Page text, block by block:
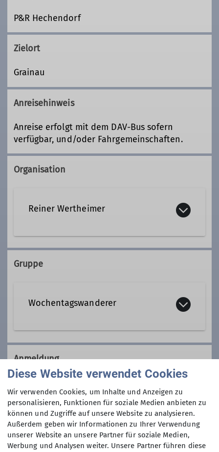
P&R Hechendorf
Zielort
Grainau
Anreisehinweis
Anreise erfolgt mit dem DAV-Bus sofern
verfügbar, und/oder Fahrgemeinschaften.
Organisation
Reiner Wertheimer
08152 1251
Gruppe
Wochentagswanderer
Wir sind eine Gemeinschaft von
Wanderfreunden innerhalb der
Sektion, die
hauptsächlich jeden
Dienstag und Mittwoch, aber auch an
anderen Wochentagen in freier Natur
unterwegs sind.
Wer kann sich das wochentags
leisten?
Nun, alle die aus dem Berufsleben
Anmeldung
Anmeldung bis
03.02.2025
Diese Website verwendet Cookies
Wir verwenden Cookies, um Inhalte und Anzeigen zu
personalisieren, Funktionen für soziale Medien anbieten zu
können und Zugriffe auf unsere Website zu analysieren.
Außerdem geben wir Informationen zu Ihrer Verwendung
unserer Website an unsere Partner für soziale Medien,
Werbung und Analysen weiter. Unsere Partner führen diese